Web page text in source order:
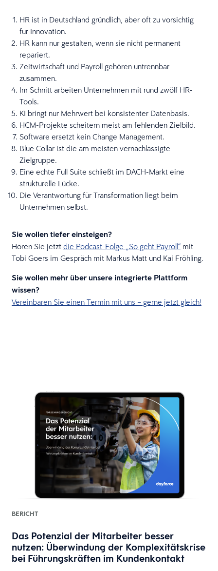
HR ist in Deutschland gründlich, aber oft zu vorsichtig
für Innovation.
HR kann nur gestalten, wenn sie nicht permanent
repariert.
Zeitwirtschaft und Payroll gehören untrennbar
zusammen.
Im Schnitt arbeiten Unternehmen mit rund zwölf HR-
Tools.
KI bringt nur Mehrwert bei konsistenter Datenbasis.
HCM-Projekte scheitern meist am fehlenden Zielbild.
Software ersetzt kein Change Management.
Blue Collar ist die am meisten vernachlässigte
Zielgruppe.
Eine echte Full Suite schließt im DACH-Markt eine
strukturelle Lücke.
Die Verantwortung für Transformation liegt beim
Unternehmen selbst.
Sie wollen tiefer einsteigen?
Hören Sie jetzt die Podcast-Folge „So geht Payroll“ mit
Tobi Goers im Gespräch mit Markus Matt und Kai Fröhling.
Sie wollen mehr über unsere integrierte Plattform
wissen?
Vereinbaren Sie einen Termin mit uns – gerne jetzt gleich!
BERICHT
Das Potenzial der Mitarbeiter besser
nutzen: Überwindung der Komplexitätskrise
bei Führungskräften im Kundenkontakt